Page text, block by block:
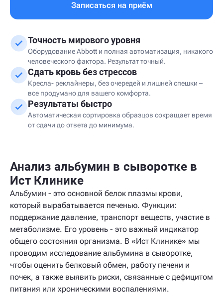
Записаться на приём
Точность мирового уровня
Оборудование Abbott и полная автоматизация, никакого
человеческого фактора. Результат точный.
Сдать кровь без стрессов
Кресла- реклайнеры, без очередей и лишней спешки –
все продумано для вашего комфорта.
Результаты быстро
Автоматическая сортировка образцов сокращает время
от сдачи до ответа до минимума.
Анализ альбумин в сыворотке в
Ист Клинике
Альбумин - это основной белок плазмы крови,
который вырабатывается печенью. Функции:
поддержание давление, транспорт веществ, участие в
метаболизме. Его уровень - это важный индикатор
общего состояния организма. В «Ист Клинике» мы
проводим исследование альбумина в сыворотке,
чтобы оценить белковый обмен, работу печени и
почек, а также выявить риски, связанные с дефицитом
питания или хроническими воспалениями.